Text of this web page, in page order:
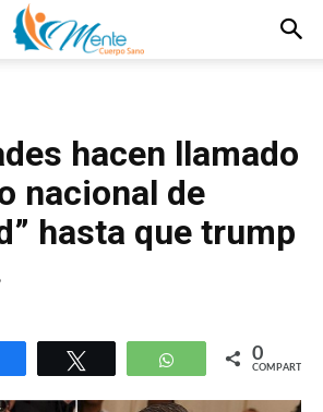
hacen llamado
nacional de
hasta que trump
Compartir WhatsApp
0
COMPARTIR